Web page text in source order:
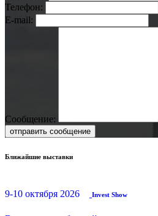
Телефон:
E-mail:
Сообщение:
отправить сообщение
Ближайшие выставки
9-10 октября 2026 Invest Show